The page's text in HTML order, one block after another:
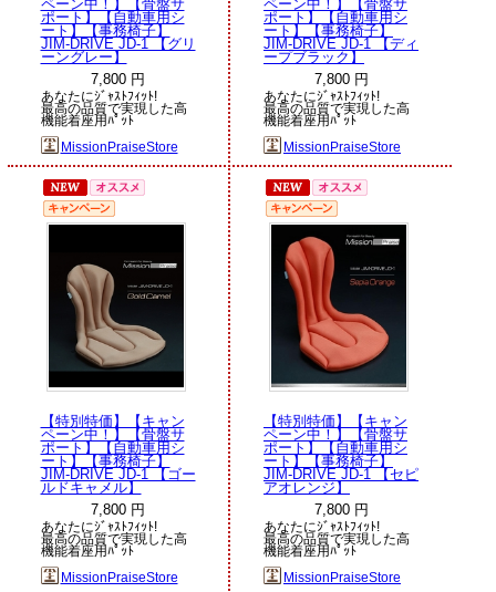
ペーン中！】【骨盤サ
ポート】【自動車用シ
ート】【事務椅子】
JIM-DRIVE JD-1 【グリ
ーングレー】
7,800 円
あなたにｼﾞｬｽﾄﾌｨｯﾄ!
最高の品質で実現した高
機能着座用ﾊﾟｯﾄ
MissionPraiseStore
ペーン中！】【骨盤サ
ポート】【自動車用シ
ート】【事務椅子】
JIM-DRIVE JD-1 【ディ
ープブラック】
7,800 円
あなたにｼﾞｬｽﾄﾌｨｯﾄ!
最高の品質で実現した高
機能着座用ﾊﾟｯﾄ
MissionPraiseStore
【特別特価】【キャン
ペーン中！】【骨盤サ
ポート】【自動車用シ
ート】【事務椅子】
JIM-DRIVE JD-1 【ゴー
ルドキャメル】
7,800 円
あなたにｼﾞｬｽﾄﾌｨｯﾄ!
最高の品質で実現した高
機能着座用ﾊﾟｯﾄ
MissionPraiseStore
【特別特価】【キャン
ペーン中！】【骨盤サ
ポート】【自動車用シ
ート】【事務椅子】
JIM-DRIVE JD-1 【セピ
アオレンジ】
7,800 円
あなたにｼﾞｬｽﾄﾌｨｯﾄ!
最高の品質で実現した高
機能着座用ﾊﾟｯﾄ
MissionPraiseStore